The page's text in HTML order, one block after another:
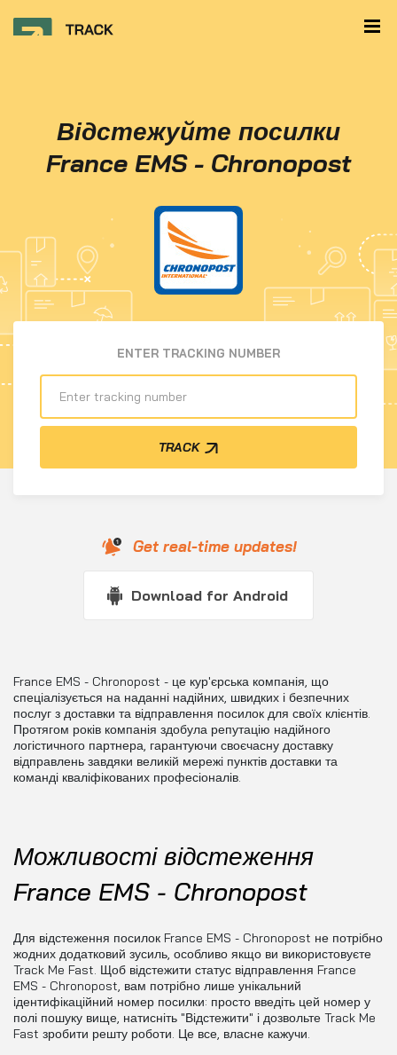
Відстежуйте посилки
France EMS - Chronopost
ENTER TRACKING NUMBER
TRACK
Get real-time updates!
Download for Android
France EMS - Chronopost - це кур'єрська компанія, що
спеціалізується на наданні надійних, швидких і безпечних
послуг з доставки та відправлення посилок для своїх клієнтів.
Протягом років компанія здобула репутацію надійного
логістичного партнера, гарантуючи своєчасну доставку
відправлень завдяки великій мережі пунктів доставки та
команді кваліфікованих професіоналів.
Можливості відстеження
France EMS - Chronopost
Для відстеження посилок France EMS - Chronopost не потрібно
жодних додатковий зусиль, особливо якщо ви використовуєте
Track Me Fast. Щоб відстежити статус відправлення France
EMS - Chronopost, вам потрібно лише унікальний
ідентифікаційний номер посилки: просто введіть цей номер у
полі пошуку вище, натисніть "Відстежити" і дозвольте Track Me
Fast зробити решту роботи. Це все, власне кажучи.